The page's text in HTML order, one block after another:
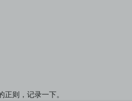
正则，记录一下。